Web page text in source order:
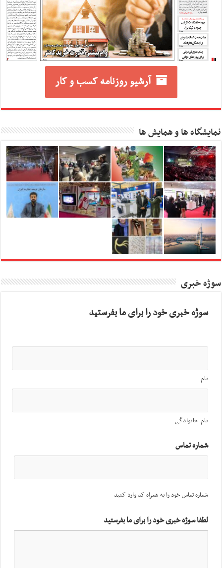
آرشیو روزنامه کسب و کار
نمایشگاه ها و همایش ها
سوژه خبری
سوژه خبری خود را برای ما بفرستید
نام
نام خانوادگی
شماره تماس
شماره تماس خود را به همراه کد وارد کنید
لطفا سوژه خبری خود را برای ما بفرستید